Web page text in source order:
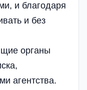
и благодаря
и без
органы
агентства.